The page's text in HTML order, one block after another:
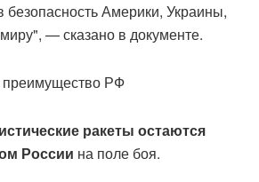
Америки, Украины,
— сказано в документе.
преимущество РФ
ракеты остаются
России на поле боя.